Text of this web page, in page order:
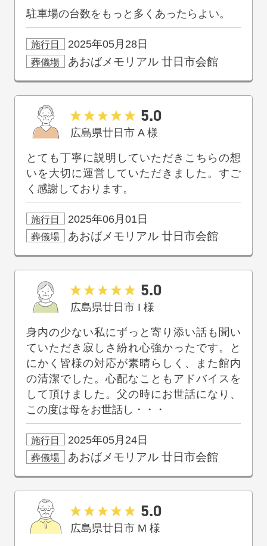
施行日 2025年05月28日
駐車場の台数をもっと多くあったらよい。
葬儀場 あおばメモリアル 廿日市会館
広島県廿日市 A様
5.0
施行日 2025年06月01日
とても丁寧に説明していただきこちらの想
いを大切に運営していただきました。すご
く感謝しております。
葬儀場 あおばメモリアル 廿日市会館
広島県廿日市 I様
5.0
施行日 2025年05月24日
身内の少ない私にずっと寄り添い話も聞い
ていただき寂しさ紛れ心強かったです。と
にかく皆様の対応が素晴らしく、また館内
の清潔でした。心配なこともアドバイスを
して頂けました。父の時にお世話になり、
この度は母をお世話し・・・
葬儀場 あおばメモリアル 廿日市会館
広島県廿日市 M様
5.0